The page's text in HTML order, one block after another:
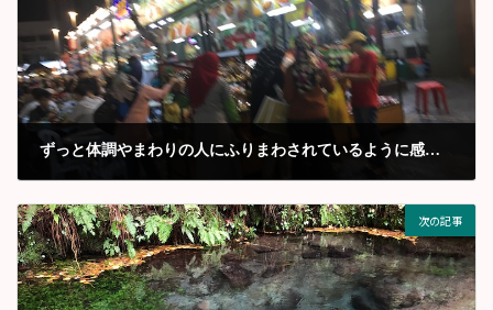
ずっと体調やまわりの人にふりまわされているように感じていた
次の記事